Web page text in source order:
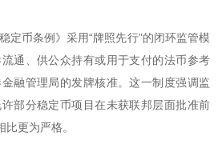
定币条例》采用“牌照先行”的闭环监管模
通、供公众持有或用于支付的法币参考
融管理局的发牌核准。这一制度强调监
部分稳定币项目在未获联邦层面批准前
比更为严格。